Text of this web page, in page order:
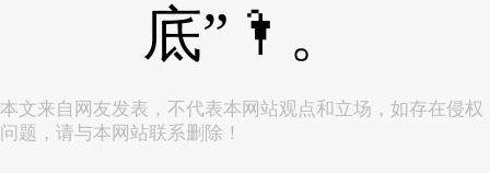
底”🌂。
本文来自网友发表，不代表本网站观点和立场，如存在侵权
问题，请与本网站联系删除！